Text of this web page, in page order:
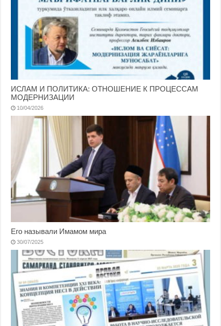
ИСЛАМ И ПОЛИТИКА: ОТНОШЕНИЕ К ПРОЦЕССАМ
МОДЕРНИЗАЦИИ
10/04/2026
Его называли Имамом мира
30/07/2025